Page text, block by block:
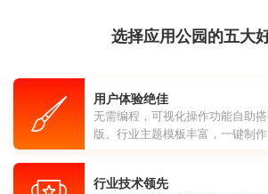
选择应用公园的五大
用户体验绝佳
无需编程，可视化操作功能自助
版。行业主题模板丰富，一键制作
行业技术领先